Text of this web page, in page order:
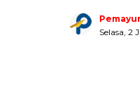
Selasa, 2